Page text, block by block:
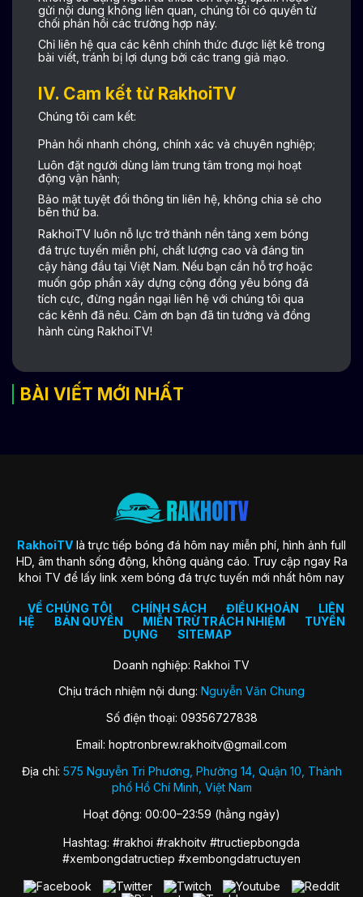
gửi nội dung không liên quan, chúng tôi có quyền từ
chối phản hồi các trường hợp này.
Chỉ liên hệ qua các kênh chính thức được liệt kê trong
bài viết, tránh bị lợi dụng bởi các trang giả mạo.
IV. Cam kết từ RakhoiTV
Chúng tôi cam kết:
Phản hồi nhanh chóng, chính xác và chuyên nghiệp;
Luôn đặt người dùng làm trung tâm trong mọi hoạt
động vận hành;
Bảo mật tuyệt đối thông tin liên hệ, không chia sẻ cho
bên thứ ba.
RakhoiTV luôn nỗ lực trở thành nền tảng xem bóng
đá trực tuyến miễn phí, chất lượng cao và đáng tin
cậy hàng đầu tại Việt Nam. Nếu bạn cần hỗ trợ hoặc
muốn góp phần xây dựng cộng đồng yêu bóng đá
tích cực, đừng ngần ngại liên hệ với chúng tôi qua
các kênh đã nêu. Cảm ơn bạn đã tin tưởng và đồng
hành cùng RakhoiTV!
BÀI VIẾT MỚI NHẤT
RakhoiTV là trực tiếp bóng đá hôm nay miễn phí, hình ảnh full
HD, âm thanh sống động, không quảng cáo. Truy cập ngay Ra
khoi TV để lấy link xem bóng đá trực tuyến mới nhất hôm nay
VỀ CHÚNG TÔI CHÍNH SÁCH ĐIỀU KHOẢN
LIÊN
HỆ
BẢN QUYỀN MIỄN TRỪ TRÁCH NHIỆM
TUYỂN
DỤNG
SITEMAP
Doanh nghiệp: Rakhoi TV
Chịu trách nhiệm nội dung: Nguyễn Văn Chung
Số điện thoại: 09356727838
Email: hoptronbrew.rakhoitv@gmail.com
Địa chỉ: 575 Nguyễn Tri Phương, Phường 14, Quận 10, Thành
phố Hồ Chí Minh, Việt Nam
Hoạt động: 00:00–23:59 (hằng ngày)
Hashtag: #rakhoi #rakhoitv #tructiepbongda
#xembongdatructiep #xembongdatructuyen